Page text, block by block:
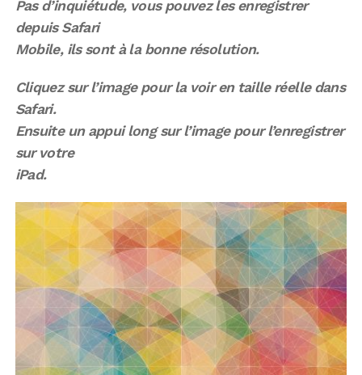
Pas d’inquiétude, vous pouvez les enregistrer
depuis Safari
Mobile, ils sont à la bonne résolution.
Cliquez sur l’image pour la voir en taille réelle dans
Safari.
Ensuite un appui long sur l’image pour l’enregistrer
sur votre
iPad.